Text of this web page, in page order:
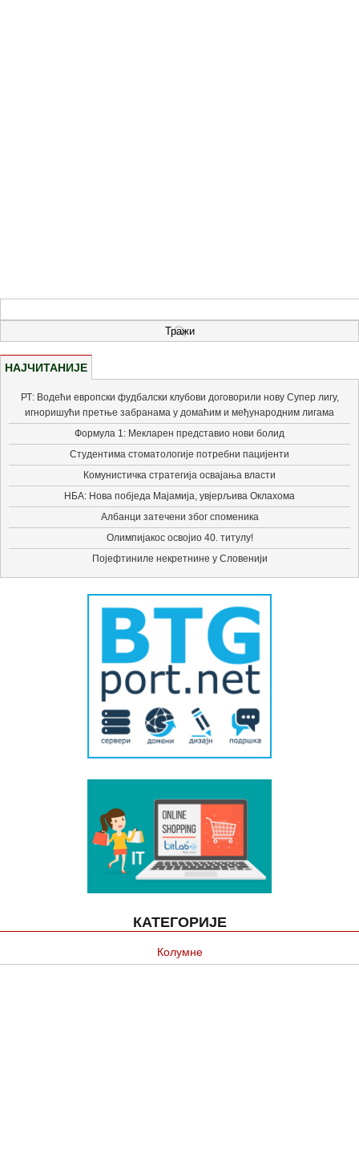
НАЈЧИТАНИЈЕ
РТ: Водећи европски фудбалски клубови договорили нову Супер лигу,
игноришући претње забранама у домаћим и међународним лигама
Формула 1: Мекларен представио нови болид
Студентима стоматологије потребни пацијенти
Комунистичка стратегија освајања власти
НБА: Нова побједа Мајамија, увјерљива Оклахома
Албанци затечени због споменика
Олимпијакос освојио 40. титулу!
Појефтиниле некретнине у Словенији
КАТЕГОРИЈЕ
Колумне